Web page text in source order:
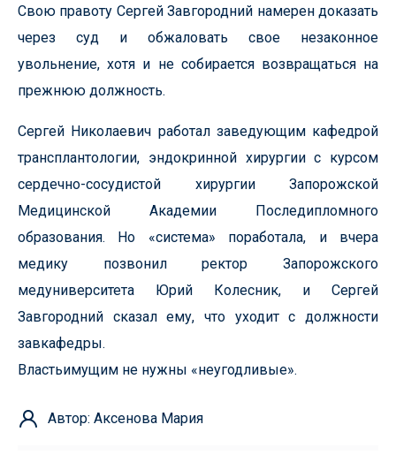
Свою правоту Сергей Завгородний намерен доказать
через суд и обжаловать свое незаконное
увольнение, хотя и не собирается возвращаться на
прежнюю должность.
Сергей Николаевич работал заведующим кафедрой
трансплантологии, эндокринной хирургии с курсом
сердечно-сосудистой хирургии Запорожской
Медицинской Академии Последипломного
образования. Но «система» поработала, и вчера
медику позвонил ректор Запорожского
медуниверситета Юрий Колесник, и Сергей
Завгородний сказал ему, что уходит с должности
завкафедры.
Властьимущим не нужны «неугодливые».
Автор: Аксенова Мария